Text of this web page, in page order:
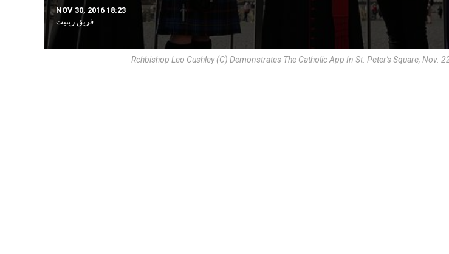
NOV 30, 2016 18:23
فريق زينيت
Rchbishop Leo Cushley (C) Demonstrates The Catholic App In St. Peter's Square, Nov.